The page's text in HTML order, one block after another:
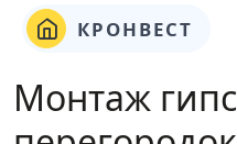
КРОНВЕСТ
Монтаж